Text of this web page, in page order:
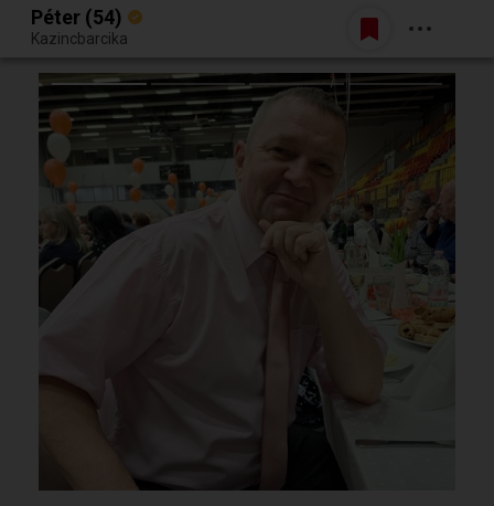
Egy jó randiból bármi lehet.
Belépés
Péter (54)
Kazincbarcika